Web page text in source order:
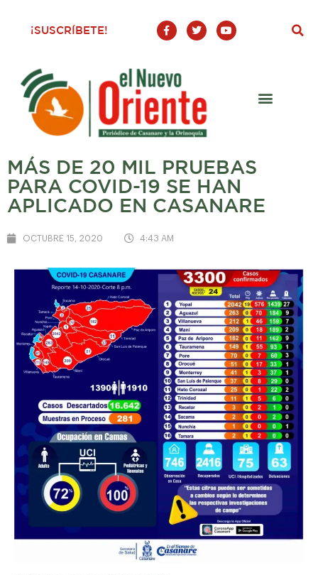
¡SUSCRÍBETE!
F
a
c
o
o
-
T
w
i
Y
o
u
MÁS DE 20 MIL PRUEBAS
PARA COVID-19 SE HAN
APLICADO EN CASANARE
OCTUBRE 15, 2020 4:43 AM